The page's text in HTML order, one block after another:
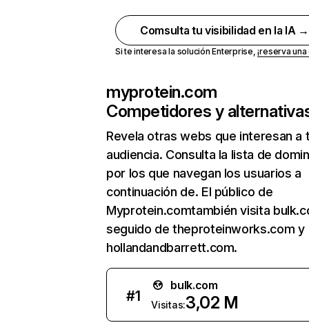
Comsulta tu visibilidad en la IA →
Si te interesa la solución Enterprise,¡reserva
myprotein.com
Competidores y
Revela otras webs que interesan a
audiencia. Consulta la lista de
por los que navegan los usuarios a
continuación de. El público de
Myprotein.comtambién visita
seguido de theproteinworks.com y
hollandandbarrett.com.
#1
bulk.com
Visitas:3,02 M